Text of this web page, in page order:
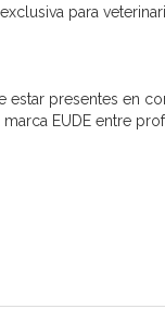
para
estar presentes en
EUDE entre